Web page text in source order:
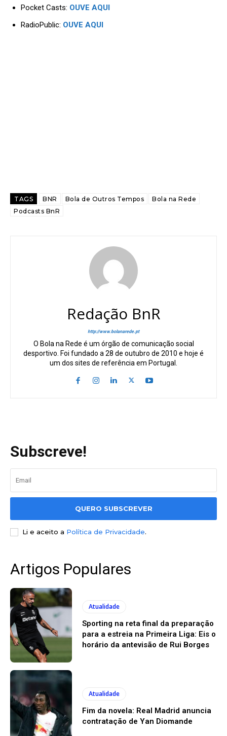
Pocket Casts: OUVE AQUI
RadioPublic: OUVE AQUI
TAGS BNR Bola de Outros Tempos
Bola na Rede
Podcasts BnR
Redação BnR
http://www.bolanarede.pt
O Bola na Rede é um órgão de comunicação social
desportivo. Foi fundado a 28 de outubro de 2010 e hoje é
um dos sites de referência em Portugal.
Subscreve!
QUERO SUBSCREVER
Li e aceito a Política de Privacidade.
Artigos Populares
Atualidade
Sporting na reta final da preparação
para a estreia na Primeira Liga: Eis o
horário da antevisão de Rui Borges
Atualidade
Fim da novela: Real Madrid anuncia
contratação de Yan Diomande